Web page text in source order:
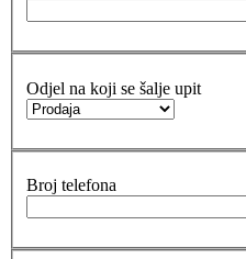
Odjel na koji se šalje upit
Broj telefona